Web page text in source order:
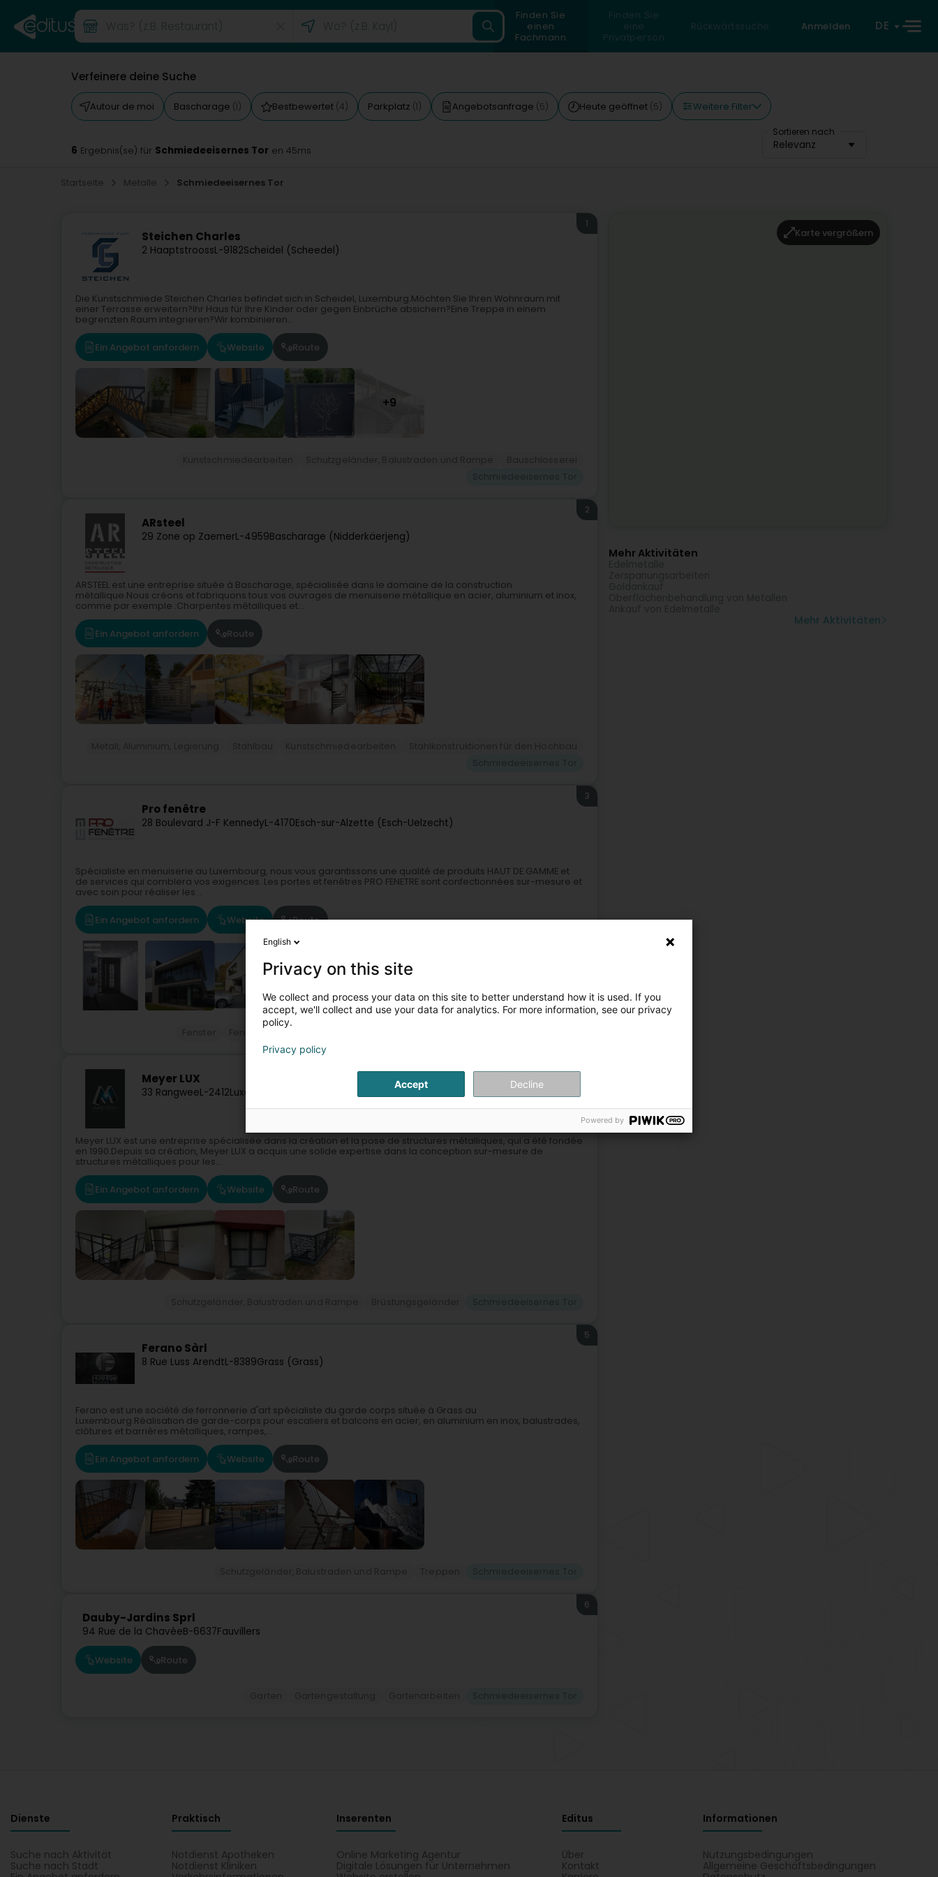
Finden Sie
einen
Fachmann
Finden Sie
eine
Privatperson
Rückwärtssuche Anmelden DE
Verfeinere deine Suche
Autour de moi Bascharage (1) Bestbewertet (4) Parkplatz (1) Angebotsanfrage (5) Heute geöffnet (5) Weitere Filter
Sortieren nach
Relevanz
6 Ergebnis(se) für Schmiedeeisernes Tor en 45ms
Startseite Metalle Schmiedeeisernes Tor
Steichen Charles
2 HaaptstroossL-9182Scheidel (Scheedel)
1
Die Kunstschmiede Steichen Charles befindet sich in Scheidel, Luxemburg.Möchten Sie Ihren Wohnraum mit
einer Terrasse erweitern?Ihr Haus für Ihre Kinder oder gegen Einbrüche absichern?Eine Treppe in einem
begrenzten Raum integrieren?Wir kombinieren...
Ein Angebot anfordern Website Route
+9
ARsteel
29 Zone op ZaemerL-4959Bascharage (Nidderkäerjeng)
2
ARSTEEL est une entreprise située à Bascharage, spécialisée dans le domaine de la construction
métallique.Nous créons et fabriquons tous vos ouvrages de menuiserie métallique en acier, aluminium et inox,
comme par exemple :Charpentes métalliques et...
Ein Angebot anfordern Route
Pro fenêtre
28 Boulevard J-F KennedyL-4170Esch-sur-Alzette (Esch-Uelzecht)
3
Spécialiste en menuiserie au Luxembourg, nous vous garantissons une qualité de produits HAUT DE GAMME et
de services qui comblera vos exigences. Les portes et fenêtres PRO FENETRE sont confectionnées sur-mesure et
avec soin pour réaliser les...
Ein Angebot anfordern Website Route
Meyer LUX
33 RangweeL-2412Luxembourg (Lëtzebuerg)
Meyer LUX est une entreprise spécialisée dans la création et la pose de structures métalliques, qui a été fondée
en 1990.Depuis sa création, Meyer LUX a acquis une solide expertise dans la conception sur-mesure de
structures métalliques pour les...
Ein Angebot anfordern Website Route
Ferano Sàrl
8 Rue Luss ArendtL-8389Grass (Grass)
5
Ferano est une société de ferronnerie d'art spécialiste du garde corps située à Grass au
Luxembourg.Réalisation de garde-corps pour escaliers et balcons en acier, en aluminium en inox, balustrades,
clôtures et barrières métalliques, rampes,...
Ein Angebot anfordern Website Route
Dauby-Jardins Sprl
94 Rue de la ChavéeB-6637Fauvillers
6
Website Route
Karte vergrößern
Mehr Aktivitäten
Mehr Aktivitäten
Dienste
Suche nach Aktivität
Suche nach Stadt
Praktisch
Notdienst Apotheken
Notdienst Kliniken
Inserenten
Online Marketing Agentur
Digitale Lösungen für Unternehmen
Editus
Über
Kontakt
Informationen
Nutzungsbedingungen
Allgemeine Geschäftsbedingungen
English
Privacy on this site
We collect and process your data on this site to better understand how it is used. If you
accept, we'll collect and use your data for analytics. For more information, see our privacy
policy.
Privacy policy
Accept Decline
Powered by